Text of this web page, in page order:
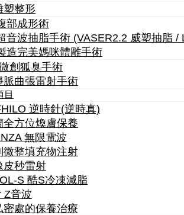
塑整形
部成形術
音波抽脂手術 (VASER2.2 威塑抽脂 /
造完美媽咪體雕手術
創狐臭手術
脈曲張雷射手術
目
逆時針(逆時真)
全方位煥膚保養
無限電波
微整填充物注射
皮秒雷射
S 酷S冷凍減脂
Z音波
密處的保養治療